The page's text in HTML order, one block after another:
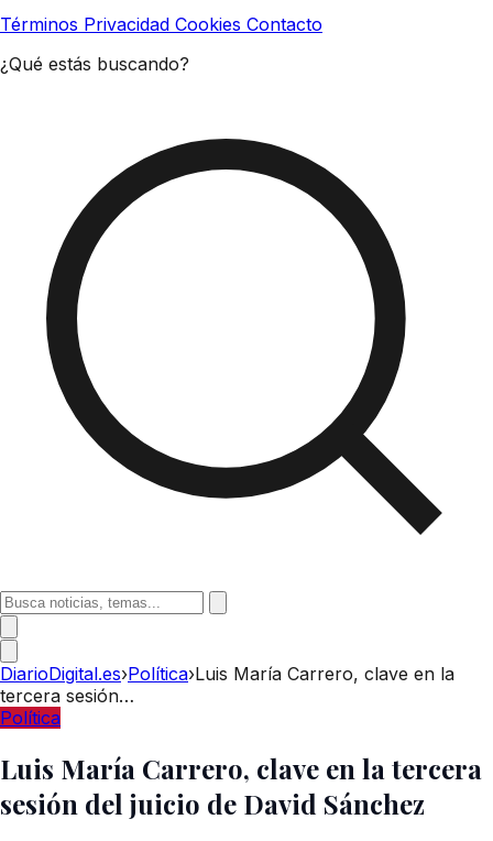
Términos Privacidad Cookies Contacto
¿Qué estás buscando?
DiarioDigital.es›Política›Luis María Carrero, clave en la
tercera sesión…
Política
Luis María Carrero, clave en la tercera
sesión del juicio de David Sánchez